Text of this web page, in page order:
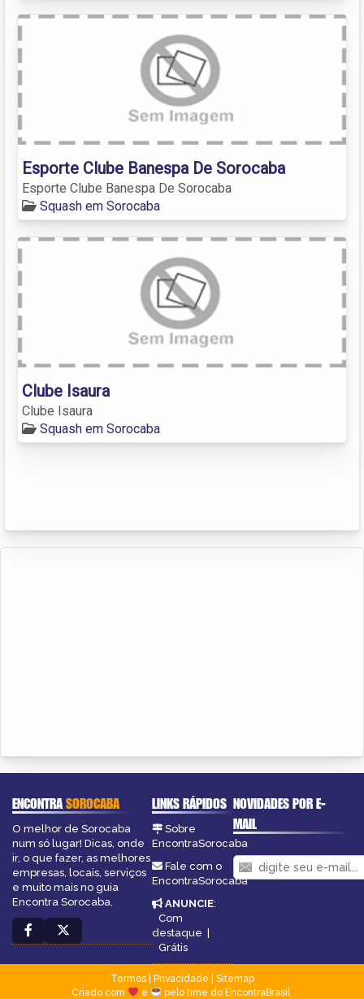
Esporte Clube Banespa De Sorocaba
Esporte Clube Banespa De Sorocaba
Squash em Sorocaba
Clube Isaura
Clube Isaura
Squash em Sorocaba
ENCONTRASOROCABA
O melhor de Sorocaba
num só lugar! Dicas, onde
ir, o que fazer, as melhores
empresas, locais, serviços
e muito mais no guia
Encontra Sorocaba.
LINKS RÁPIDOS
Sobre
EncontraSorocaba
Fale com o
EncontraSorocaba
ANUNCIE:
Com
destaque |
Grátis
NOVIDADES POR E-
MAIL
Termos| Privacidade
Sitemap
Criado com
e pelo time do EncontraBrasil